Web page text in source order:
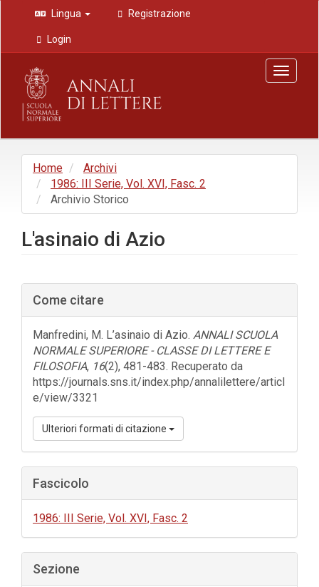
Navigazione
principale
Contenuto
principale
Barra
laterale
Lingua Registrazione
Login
Toggle
Home
Archivi
1986: III Serie, Vol. XVI, Fasc. 2
Archivio Storico
L'asinaio di Azio
Barra
laterale
dell'articolo
Come citare
Manfredini, M. L’asinaio di Azio. ANNALI SCUOLA
NORMALE SUPERIORE - CLASSE DI LETTERE E
FILOSOFIA, 16(2), 481-483. Recuperato da
https://journals.sns.it/index.php/annalilettere/articl
e/view/3321
Ulteriori formati di citazione
Fascicolo
1986: III Serie, Vol. XVI, Fasc. 2
Sezione